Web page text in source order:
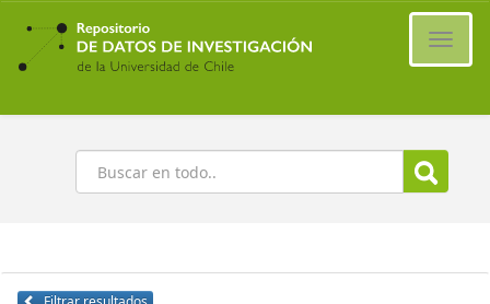
Ir
contenido
principal
Buscar